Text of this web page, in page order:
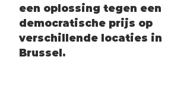
een oplossing tegen een
democratische prijs op
verschillende locaties in
Brussel.